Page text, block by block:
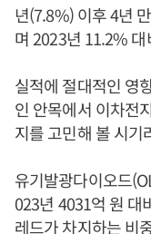
년(7.8%) 이후 4년
며 2023년 11.2%
실적에 절대적인 영
인 안목에서 이차전
지를 고민해 볼 시기
유기발광다이오드
023년 4031억 원 대
레드가 차지하는 비